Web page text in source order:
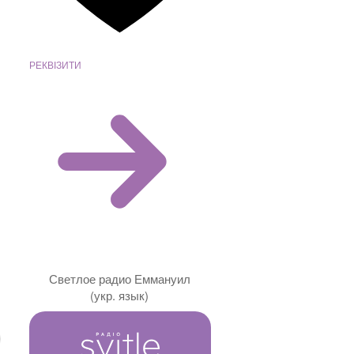
РЕКВІЗИТИ
Светлое радио Еммануил
(укр. язык)